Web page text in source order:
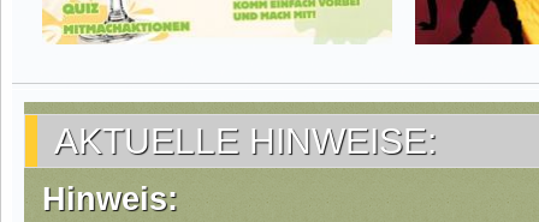
AKTUELLE HINWEISE:
Hinweis: